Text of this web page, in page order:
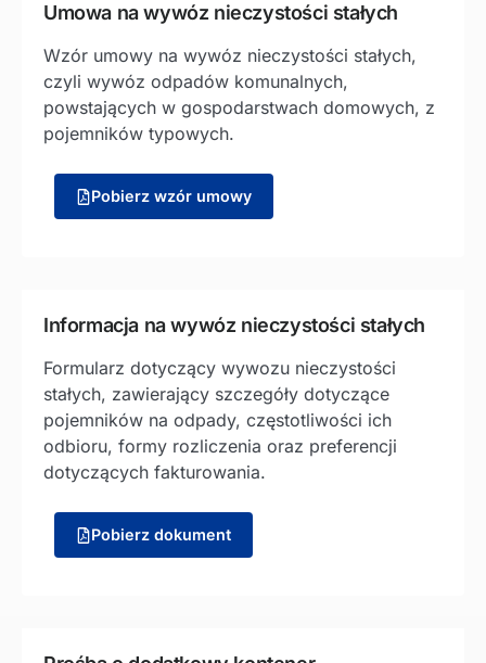
Umowa na wywóz nieczystości stałych
Wzór umowy na wywóz nieczystości stałych,
czyli wywóz odpadów komunalnych,
powstających w gospodarstwach domowych, z
pojemników typowych.
Pobierz wzór umowy
Informacja na wywóz nieczystości stałych
Formularz dotyczący wywozu nieczystości
stałych, zawierający szczegóły dotyczące
pojemników na odpady, częstotliwości ich
odbioru, formy rozliczenia oraz preferencji
dotyczących fakturowania.
Pobierz dokument